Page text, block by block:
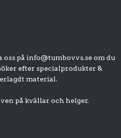
på info@tumbovvs.seom du
efter specialprodukter &
material.
på kvällar och helger.